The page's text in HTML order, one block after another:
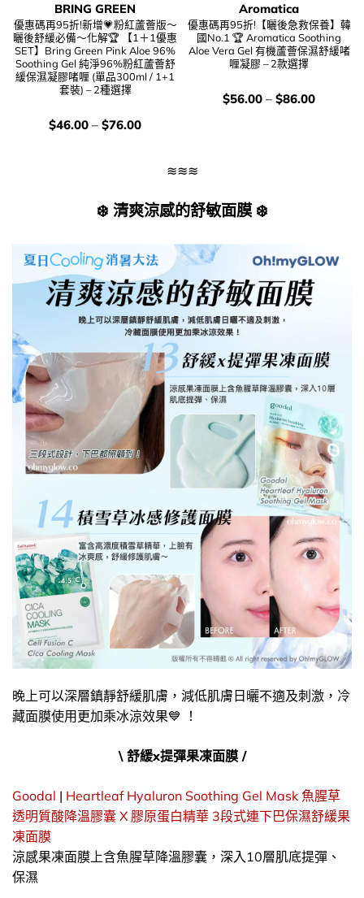
BRING GREEN
優惠碼再95折!新增💗粉紅蘆薈版～
曬後舒緩必備～化解🏆 【1＋1優惠
SET】Bring Green Pink Aloe 96%
Soothing Gel 純淨96%粉紅蘆薈舒
緩保濕凝膠啫喱 (單品300ml / 1+1
套裝) – 2種選擇
價
錢：
$46.00 – $76.00
Aromatica
優惠碼再95折!【曬後急救保養】韓
國No.1 🏆 Aromatica Soothing
Aloe Vera Gel 有機蘆薈保濕舒緩啫
喱凝膠 – 2款選擇
價
錢：
$56.00 – $86.00
≋≋≋
❄️ 清爽涼感的舒敏面膜 ❄️
晚上可以深層鎮靜舒緩肌膚，減低肌膚日曬不適及刺激，冷
藏面膜使用更加乘冰涼效果💙 ！
\ 舒緩x提彈果凍面膜 /
Goodal | Heartleaf Hyaluron Soothing Gel Mask 魚腥草
透明質酸降溫膠囊 X 膠原蛋白精華 3段式連下巴保濕舒緩果
凍面膜
涼感果凍面膜上含魚腥草降溫膠囊，深入10層肌底提彈、
保濕